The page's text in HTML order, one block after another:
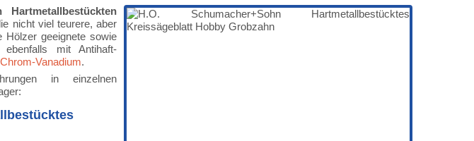
Hartmetallbestückten
nicht viel teurere, aber
Hölzer geeignete sowie
mit Antihaft-
Vanadium.
in einzelnen